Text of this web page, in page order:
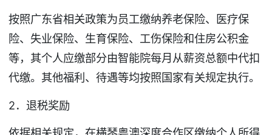
按照广东省相关政策为员工缴纳养老保险、医疗保
险、失业保险、生育保险、工伤保险和住房公积金
等，其个人应缴部分由智能院每月从薪资总额中代扣
代缴。其他福利、待遇等均按照国家有关规定执行。
2．退税奖励